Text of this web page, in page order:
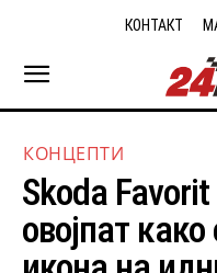
КОНТАКТ
КОНЦЕПТИ
Skoda
овојпат